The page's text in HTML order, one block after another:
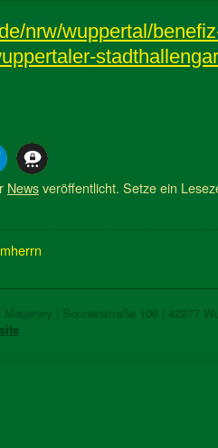
nrw/wuppertal/
Newsveröffentlicht. Setze ein
Mageney | Sonnenstraße 106 | 42277